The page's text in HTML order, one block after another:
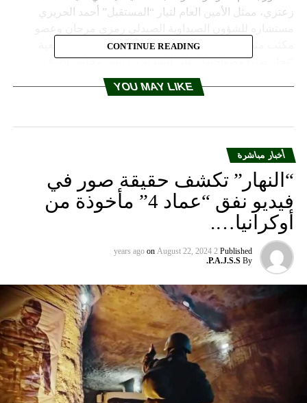
CONTINUE READING
YOU MAY LIKE
أخبار مباشرة
“النهار” تكشف حقيقة صور في
فيديو نفق “عماد 4” مأخوذة من
أوكرانيا….
Published
2 years ago
on August 22, 2024
By
P.A.J.S.S.